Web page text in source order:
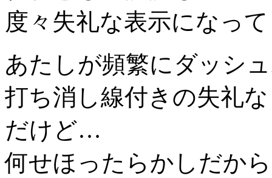
度々失礼な表示になっ
あたしが頻繁にダッシ
打ち消し線付きの失礼
だけど…
何せほったらかしだか